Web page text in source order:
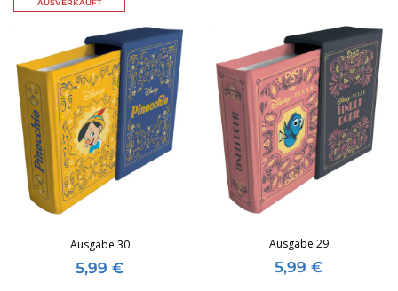
AUSVERKAUFT
Ausgabe 30
5,99 €
Ausgabe 29
5,99 €